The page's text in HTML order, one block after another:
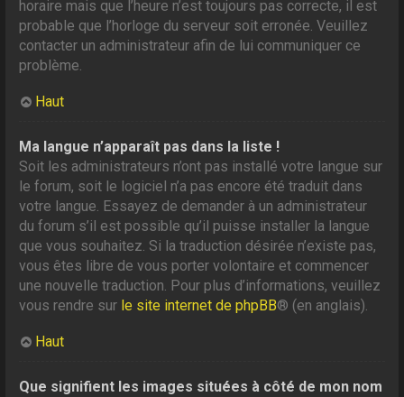
horaire mais que l’heure n’est toujours pas correcte, il est
probable que l’horloge du serveur soit erronée. Veuillez
contacter un administrateur afin de lui communiquer ce
problème.
Haut
Ma langue n’apparaît pas dans la liste !
Soit les administrateurs n’ont pas installé votre langue sur
le forum, soit le logiciel n’a pas encore été traduit dans
votre langue. Essayez de demander à un administrateur
du forum s’il est possible qu’il puisse installer la langue
que vous souhaitez. Si la traduction désirée n’existe pas,
vous êtes libre de vous porter volontaire et commencer
une nouvelle traduction. Pour plus d’informations, veuillez
vous rendre sur le site internet de phpBB® (en anglais).
Haut
Que signifient les images situées à côté de mon nom